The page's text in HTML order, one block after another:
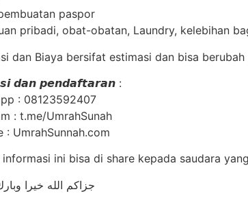
paspor
pribadi, obat-obatan, Laundry, kelebihan
dan Biaya bersifat estimasi dan bisa
𝙙𝙖𝙣 𝙥𝙚𝙣𝙙𝙖𝙛𝙩𝙖𝙧𝙖𝙣 :
: 08123592407
: t.me/UmrahSunah
: UmrahSunnah.com
informasi ini bisa di share kepada saudara
جزاكم الله خيرا